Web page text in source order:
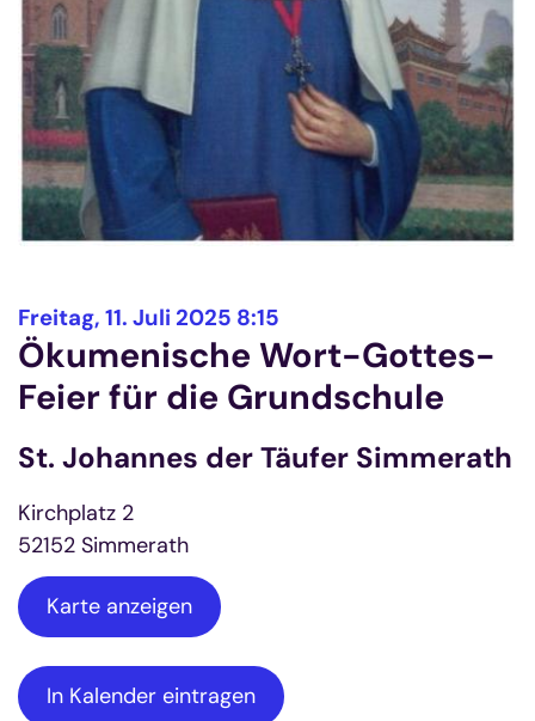
Freitag, 11. Juli 2025 8:15
Ökumenische Wort-Gottes-
Feier für die Grundschule
St. Johannes der Täufer Simmerath
Kirchplatz 2
52152 Simmerath
Karte anzeigen
In Kalender eintragen